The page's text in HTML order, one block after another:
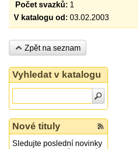
Počet svazků: 1
V katalogu od: 03.02.2003
Zpět na seznam
Vyhledat v katalogu
Nové tituly
Sledujte poslední novinky